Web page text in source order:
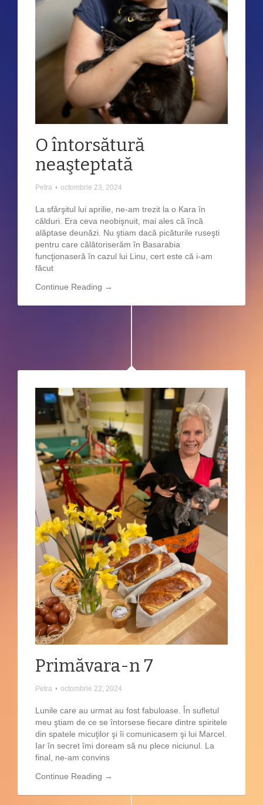
O întorsătură
neaşteptată
Petra • octombrie 23, 2024
La sfârşitul lui aprilie, ne-am trezit la o Kara în
călduri. Era ceva neobişnuit, mai ales că încă
alăptase deunăzi. Nu ştiam dacă picăturile ruseşti
pentru care călătoriserăm în Basarabia
funcţionaseră în cazul lui Linu, cert este că i-am
făcut
Continue Reading →
Primăvara-n 7
Petra • octombrie 22, 2024
Lunile care au urmat au fost fabuloase. În sufletul
meu ştiam de ce se întorsese fiecare dintre spiritele
din spatele micuţilor şi îi comunicasem şi lui Marcel.
Iar în secret îmi doream să nu plece niciunul. La
final, ne-am convins
Continue Reading →